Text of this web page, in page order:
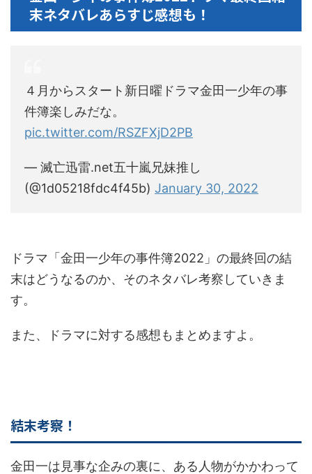
末ネタバレあらすじ感想も！
４月からスタート新日曜ドラマ金田一少年の事
件簿楽しみだな。
pic.twitter.com/RSZFXjD2PB
— 滅亡迅雷.net五十嵐兄妹推し
(@1d05218fdc4f45b) January 30, 2022
ドラマ「金田一少年の事件簿2022」の最終回の結
末はどうなるのか、そのネタバレ考察していきま
す。
また、ドラマに対する感想もまとめますよ。
結末考察！
金田一は見事な企みの裏に、ある人物がかかわって